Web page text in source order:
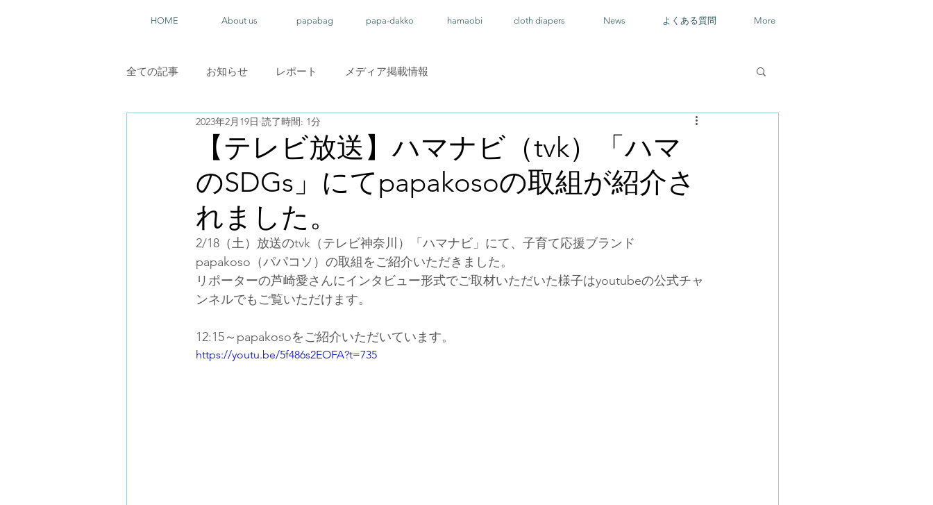
HOME About us papabag papa-dakko hamaobi cloth diapers News よくある質問 More
全ての記事 お知らせ レポート メディア掲載情報
【テレビ放送】ハマナビ（tvk）「ハマ
のSDGs」にてpapakosoの取組が紹介さ
れました。
2023年2月19日 読了時間: 1分
2/18（土）放送のtvk（テレビ神奈川）「ハマナビ」にて、子育て応援ブランド
papakoso（パパコソ）の取組をご紹介いただきました。
リポーターの芦崎愛さんにインタビュー形式でご取材いただいた様子はyoutubeの公式チャ
ンネルでもご覧いただけます。
12:15～papakosoをご紹介いただいています。
https://youtu.be/5f486s2EOFA?t=735